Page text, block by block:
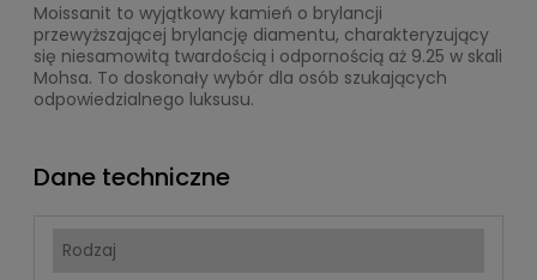
Moissanit to wyjątkowy kamień o brylancji
przewyższającej brylancję diamentu, charakteryzujący
się niesamowitą twardością i odpornością aż 9.25 w skali
Mohsa. To doskonały wybór dla osób szukających
odpowiedzialnego luksusu.
Dane techniczne
Rodzaj